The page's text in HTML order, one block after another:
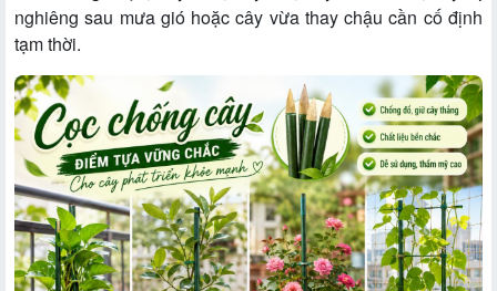
nghiêng sau mưa gió hoặc cây vừa thay chậu cần cố định
tạm thời.